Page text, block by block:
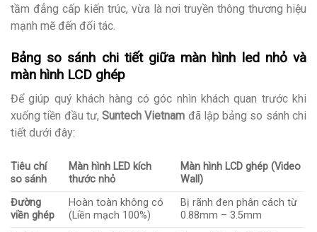
tầm đẳng cấp kiến trúc, vừa là nơi truyền thông thương hiệu
mạnh mẽ đến đối tác.
Bảng so sánh chi tiết giữa màn hình led nhỏ và
màn hình LCD ghép
Để giúp quý khách hàng có góc nhìn khách quan trước khi
xuống tiền đầu tư,Suntech Vietnam đã lập bảng so sánh chi
tiết dưới đây:
Tiêu chí
so sánh
Màn hình LED kích
thước nhỏ
Màn hình LCD ghép (Video
Wall)
Đường
viền ghép
Hoàn toàn không có
(Liền mạch 100%)
Bị rãnh đen phân cách từ
0.88mm – 3.5mm